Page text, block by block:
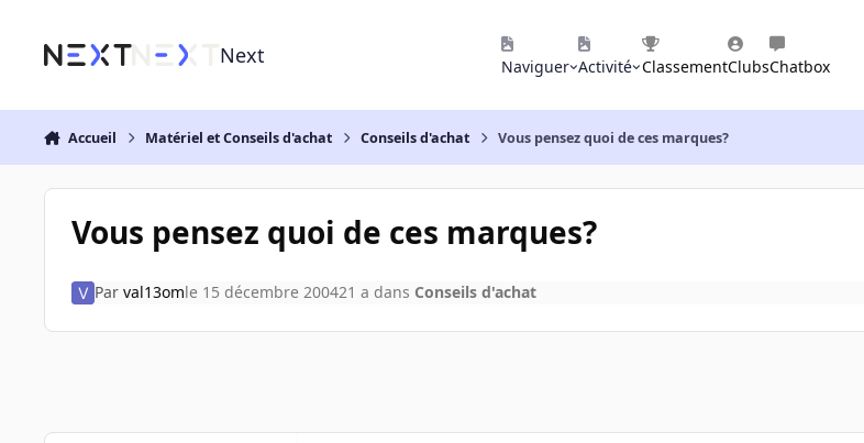
Next Naviguer Activité ClassementClubsChatbox
Accueil Matériel et Conseils d'achat Conseils d'achat Vous pensez quoi de ces marques?
Vous pensez quoi de ces marques?
Par val13omle 15 décembre 200421 a dans Conseils d'achat